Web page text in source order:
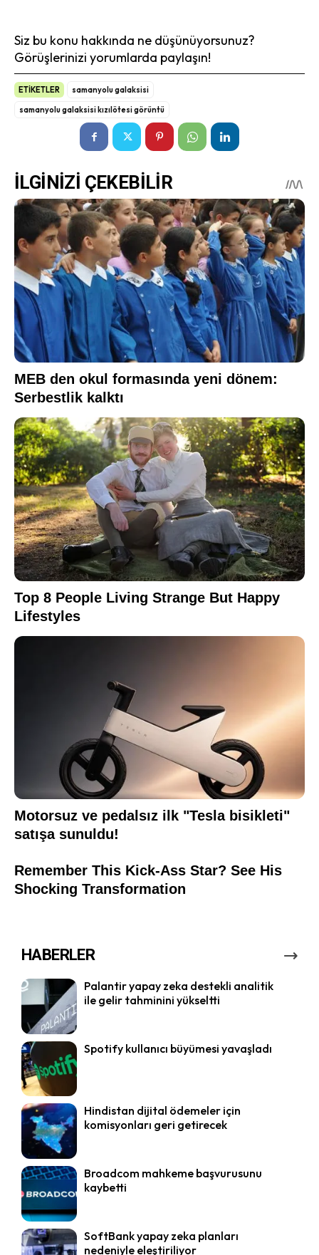
Siz bu konu hakkında ne düşünüyorsunuz?
Görüşlerinizi yorumlarda paylaşın!
ETİKETLER
samanyolu galaksisi
samanyolu galaksisi kızılötesi görüntü
HABERLER
Palantir yapay zeka destekli analitik
ile gelir tahminini yükseltti
Spotify kullanıcı büyümesi yavaşladı
Hindistan dijital ödemeler için
komisyonları geri getirecek
Broadcom mahkeme başvurusunu
kaybetti
SoftBank yapay zeka planları
nedeniyle eleştiriliyor